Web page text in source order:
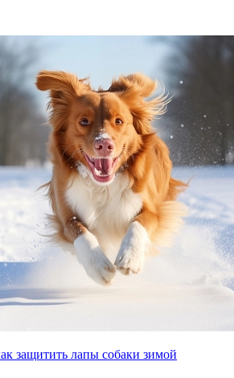
защитить лапы собаки зимой